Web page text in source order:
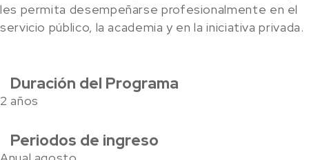
les permita desempeñarse profesionalmente en el
servicio público, la academia y en la iniciativa privada.
Duración del Programa
2 años
Periodos de ingreso